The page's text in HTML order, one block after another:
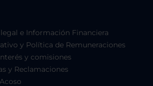
e Información Financiera
y Política de Remuneraciones
y comisiones
y Reclamaciones